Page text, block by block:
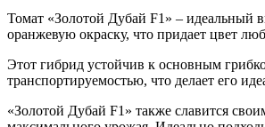
Томат «Золотой Дубай F1» – идеальный
оранжевую окраску, что придает цвет
Этот гибрид устойчив к основным
транспортируемостью, что делает его
«Золотой Дубай F1» также славится